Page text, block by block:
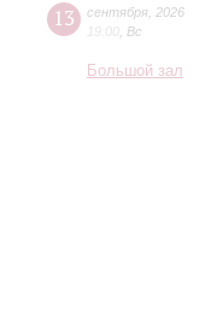
13 сентября 2026
19:00 Вс
Большой зал